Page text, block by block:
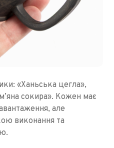
«Ханьська цегла»,
сокира». Кожен має
але
виконання та